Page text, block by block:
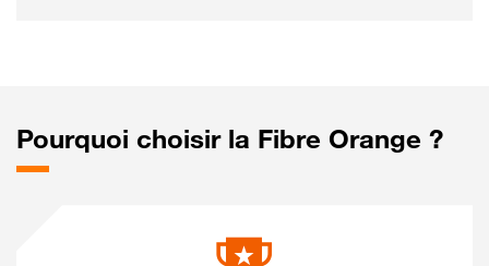
Pourquoi choisir la Fibre Orange ?